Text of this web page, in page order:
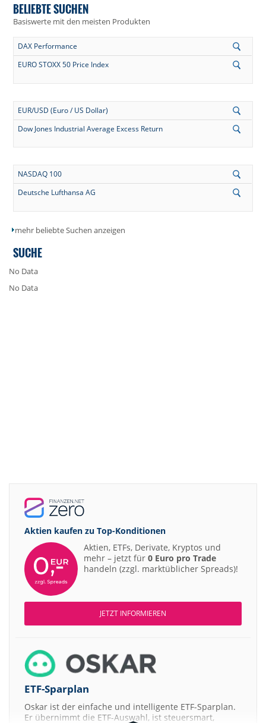
BELIEBTE SUCHEN
Basiswerte mit den meisten Produkten
DAX Performance
EURO STOXX 50 Price Index
EUR/USD (Euro / US Dollar)
Dow Jones Industrial Average Excess Return
NASDAQ 100
Deutsche Lufthansa AG
mehr beliebte Suchen anzeigen
SUCHE
No Data
No Data
Aktien kaufen zu Top-Konditionen
Aktien, ETFs, Derivate, Kryptos und
mehr – jetzt für 0 Euro pro Trade
handeln (zzgl. marktüblicher Spreads)!
JETZT INFORMIEREN
ETF-Sparplan
Oskar ist der einfache und intelligente ETF-Sparplan.
Er übernimmt die ETF-Auswahl, ist steuersmart,